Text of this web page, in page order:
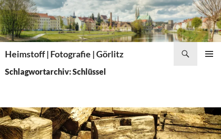
Zum
Inhalt
springen
Heimstoff | Fotografie | Görlitz
Schlagwortarchiv: Schlüssel